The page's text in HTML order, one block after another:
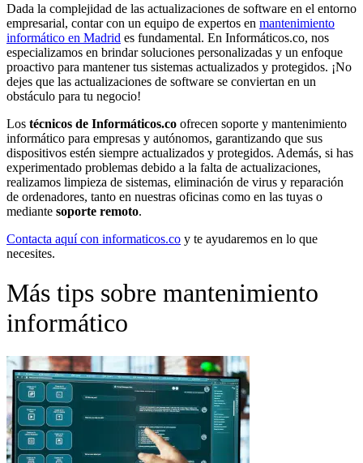
Dada la complejidad de las actualizaciones de software en el entorno
empresarial, contar con un equipo de expertos en mantenimiento
informático en Madrid es fundamental. En Informáticos.co, nos
especializamos en brindar soluciones personalizadas y un enfoque
proactivo para mantener tus sistemas actualizados y protegidos. ¡No
dejes que las actualizaciones de software se conviertan en un
obstáculo para tu negocio!
Los técnicos de Informáticos.co ofrecen soporte y mantenimiento
informático para empresas y autónomos, garantizando que sus
dispositivos estén siempre actualizados y protegidos. Además, si has
experimentado problemas debido a la falta de actualizaciones,
realizamos limpieza de sistemas, eliminación de virus y reparación
de ordenadores, tanto en nuestras oficinas como en las tuyas o
mediante soporte remoto.
Contacta aquí con informaticos.co y te ayudaremos en lo que
necesites.
Más tips sobre mantenimiento
informático